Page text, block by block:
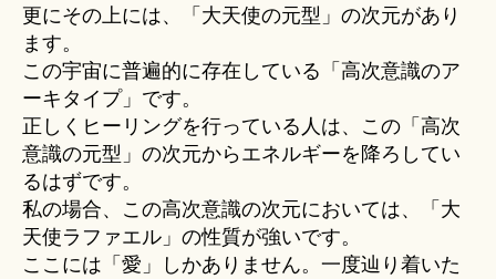
更にその上には、「大天使の元型」の次元があり
ます。
この宇宙に普遍的に存在している「高次意識のア
ーキタイプ」です。
正しくヒーリングを行っている人は、この「高次
意識の元型」の次元からエネルギーを降ろしてい
るはずです。
私の場合、この高次意識の次元においては、「大
天使ラファエル」の性質が強いです。
ここには「愛」しかありません。一度辿り着いた